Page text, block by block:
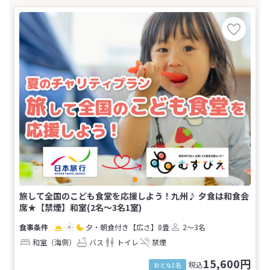
旅して全国のこども食堂を応援しよう！九州♪ 夕食は和食会
席★【禁煙】和室(2名～3名1室)
夕・朝食付き 【広さ】8畳
2～3名
和室（海側）
バス トイレ 禁煙
おとな1名 税込15,600円